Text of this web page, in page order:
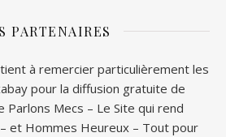
PARTENAIRES
à remercier particulièrement les
pour la diffusion gratuite de
Parlons Mecs – Le Site qui rend
et Hommes Heureux – Tout pour